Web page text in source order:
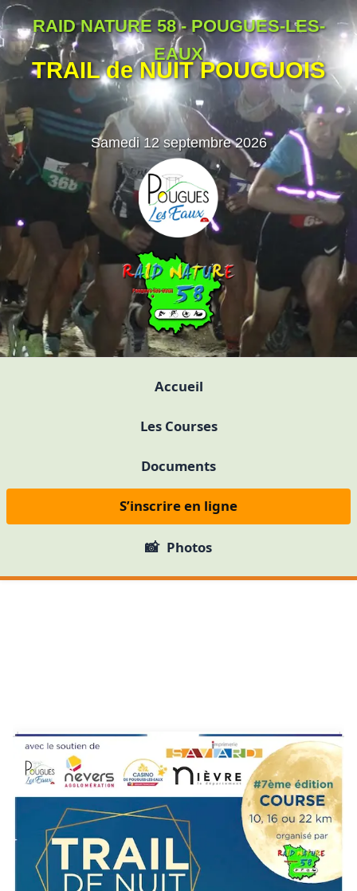
RAID NATURE 58 - POUGUES-LES-
EAUX
TRAIL de NUIT POUGUOIS
Samedi 12 septembre 2026
Accueil
Les Courses
Documents
S’inscrire en ligne
Photos